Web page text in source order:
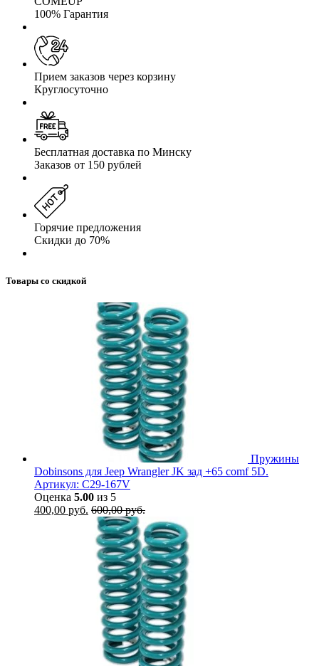
100% Гарантия
Прием заказов через корзину
Круглосуточно
Бесплатная доставка по Минску
Заказов от 150 рублей
Горячие предложения
Скидки до 70%
Товары со скидкой
Пружины
Dobinsons для Jeep Wrangler JK зад +65 comf 5D.
Артикул: C29-167V
Оценка 5.00 из 5
400,00 руб. 600,00руб.